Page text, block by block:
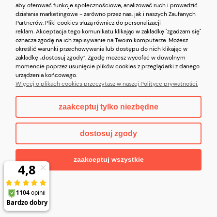
181,99 zł Do koszyka
VERA PELLE torebka damska
zamszowa listonoszka z paskiem
na ramię V290 granatowa
181,99 zł Do koszyka
aby oferować funkcje społecznościowe, analizować ruch i prowadzić
działania marketingowe - zarówno przez nas, jak i naszych Zaufanych
Partnerów. Pliki cookies służą również do personalizacji
reklam. Akceptacja tego komunikatu klikając w zakładkę "zgadzam się"
oznacza zgodę na ich zapisywanie na Twoim komputerze. Możesz
określić warunki przechowywania lub dostępu do nich klikając w
zakładkę „dostosuj zgody”. Zgodę możesz wycofać w dowolnym
momencie poprzez usunięcie plików cookies z przeglądarki z danego
urządzenia końcowego.
Więcej o plikach cookies przeczytasz w naszej Polityce prywatności.
zaakceptuj tylko niezbędne
dostosuj zgody
zaakceptuj wszystkie